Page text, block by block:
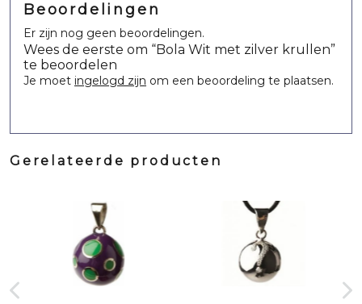
Beoordelingen
Er zijn nog geen beoordelingen.
Wees de eerste om “Bola Wit met zilver krullen”
te beoordelen
Je moet ingelogd zijn om een beoordeling te plaatsen.
Gerelateerde producten